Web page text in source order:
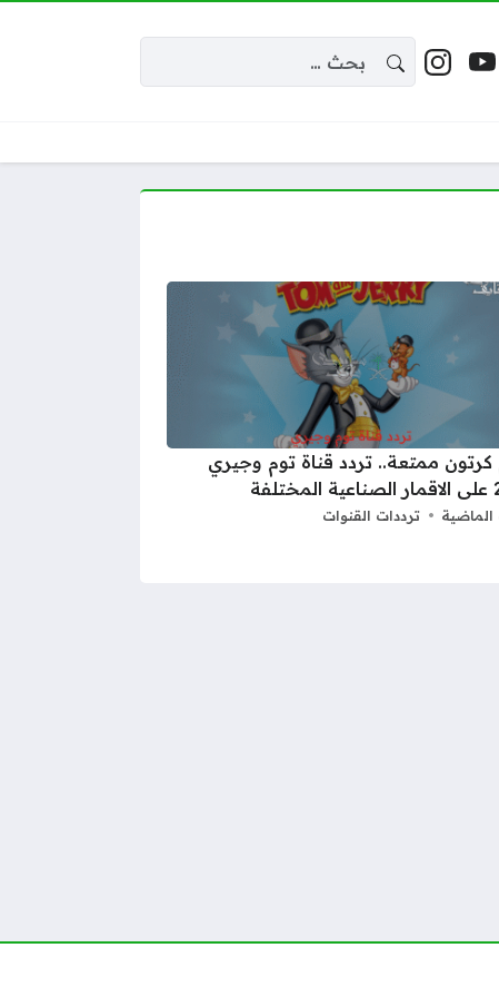
مواقع التواصل
إكس
يوتيوبإنستغرام
كرتون ممتعة.. تردد قناة توم وجيري
الماضية ترددات القنوات